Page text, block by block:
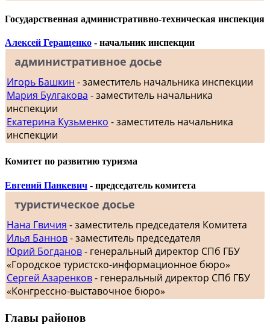
Государственная административно-техническая инспекция
Алексей Геращенко - начальник инспекции
административное досье
Игорь Башкин - заместитель начальника инспекции
Мария Булгакова - заместитель начальника
инспекции
Екатерина Кузьменко - заместитель начальника
инспекции
Комитет по развитию туризма
Евгений Панкевич - председатель комитета
туристическое досье
Нана Гвичия - заместитель председателя Комитета
Илья Баннов- заместитель председателя
Юрий Богданов- генеральный директор СПб ГБУ
«Городское туристско-информационное бюро»
Сергей Азаренков- генеральный директор СПб ГБУ
«Конгрессно-выставочное бюро»
Главы районов